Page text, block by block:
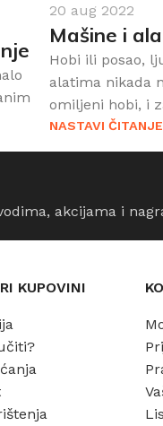
20 aug 2022
Mašine i
Hobi ili posao,
alatima nikada
omiljeni hobi, i
NASTAVI ČITANJE
akcijama i
KUPOVINI